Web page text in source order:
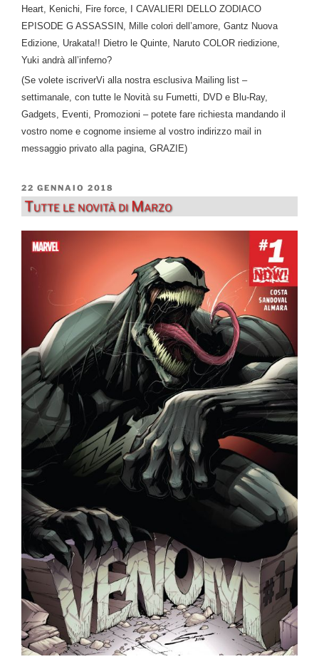
Heart, Kenichi, Fire force, I CAVALIERI DELLO ZODIACO
EPISODE G ASSASSIN, Mille colori dell’amore, Gantz Nuova
Edizione, Urakata!! Dietro le Quinte, Naruto COLOR riedizione,
Yuki andrà all’inferno?
(Se volete iscriverVi alla nostra esclusiva Mailing list –
settimanale, con tutte le Novità su Fumetti, DVD e Blu-Ray,
Gadgets, Eventi, Promozioni – potete fare richiesta mandando il
vostro nome e cognome insieme al vostro indirizzo mail in
messaggio privato alla pagina, GRAZIE)
PUBBLICATO
IL
22 GENNAIO 2018
Tutte le novità di Marzo